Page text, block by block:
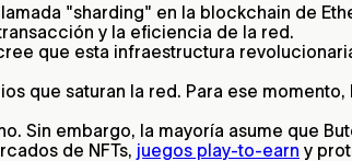
"sharding" en la blockchain de
y la eficiencia de la red.
que esta infraestructura
que saturan la red. Para ese momento,
Sin embargo, la mayoría asume que
de NFTs, juegos play-to-earn y